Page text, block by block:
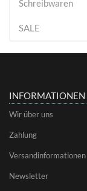
Schreibwaren
SALE
INFORMATIONEN
Wir über uns
Zahlung
Versandinformationen
Newsletter